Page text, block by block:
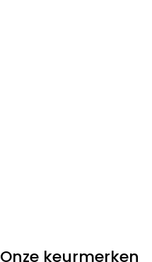
Onze keurmerken